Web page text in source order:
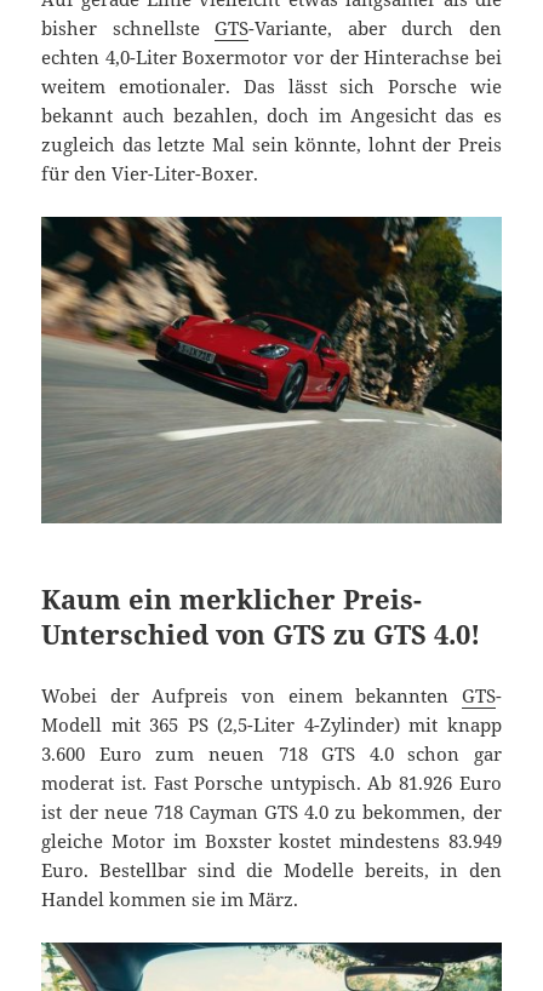
bisher schnellsteGTS-Variante, aber durch den
echten 4,0-Liter Boxermotor vor der Hinterachse bei
weitem emotionaler. Das lässt sich Porsche wie
bekannt auch bezahlen, doch im Angesicht das es
zugleich das letzte Mal sein könnte, lohnt der Preis
für den Vier-Liter-Boxer.
Kaum ein merklicher Preis-
Unterschied von GTS zu GTS 4.0!
Wobei der Aufpreis von einem bekannten GTS-
Modell mit 365 PS (2,5-Liter 4-Zylinder) mit knapp
3.600 Euro zum neuen 718 GTS 4.0 schon gar
moderat ist. Fast Porsche untypisch. Ab 81.926 Euro
ist der neue 718 Cayman GTS 4.0 zu bekommen, der
gleiche Motor im Boxster kostet mindestens 83.949
Euro. Bestellbar sind die Modelle bereits, in den
Handel kommen sie im März.